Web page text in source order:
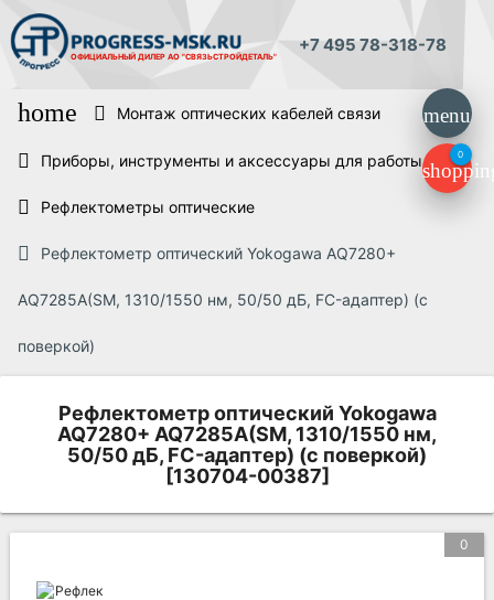
ОФИЦИАЛЬНЫЙ ДИЛЕР АО "СВЯЗЬСТРОЙДЕТАЛЬ"
+7 495 78-318-78
menu
0
home Монтаж оптических кабелей связи
Приборы, инструменты и аксессуары для работы ВОЛС
Рефлектометры оптические
Рефлектометр оптический Yokogawa AQ7280+
AQ7285A(SM, 1310/1550 нм, 50/50 дБ, FC-адаптер) (с
поверкой)
Рефлектометр оптический Yokogawa
AQ7280+ AQ7285A(SM, 1310/1550 нм,
50/50 дБ, FC-адаптер) (с поверкой)
[130704-00387]
0